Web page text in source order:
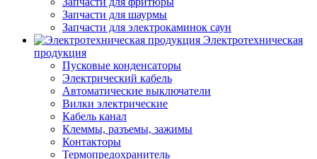
Запчасти для шаурмы
Запчасти для электрокаминок саун
Электротехническая
продукция
Пусковые конденсаторы
Электрический кабель
Автоматические выключатели
Вилки электрические
Кабель канал
Клеммы, разъемы, зажимы
Контакторы
Термопредохранитель